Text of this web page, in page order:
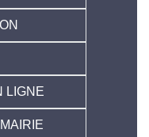
LIGNE